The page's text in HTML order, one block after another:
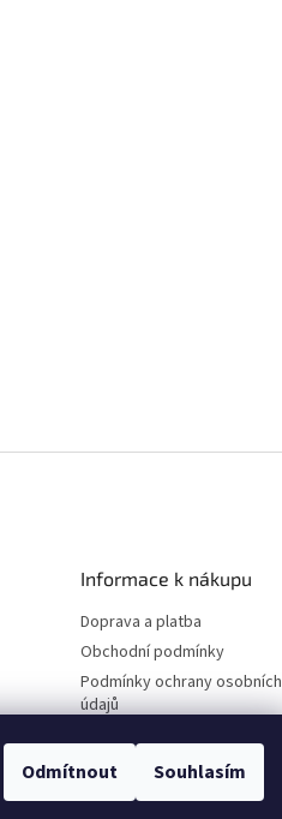
Odmítnout Souhlasím
Informace k nákupu
Doprava a platba
Obchodní podmínky
Podmínky ochrany osobních
údajů